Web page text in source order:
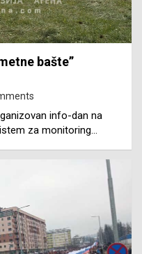
bašte”
info-dan na
za monitoring…